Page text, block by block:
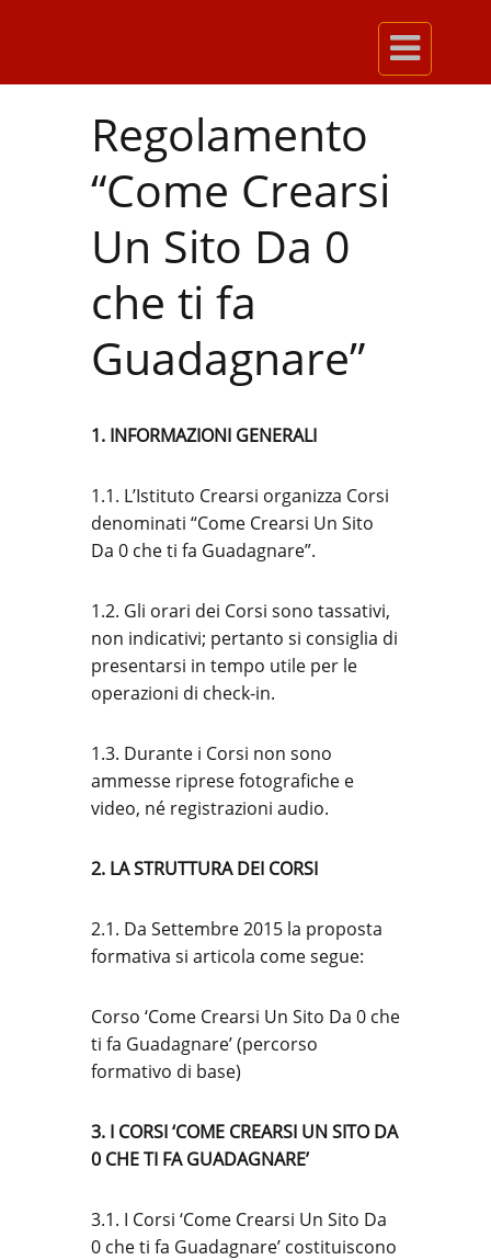

Regolamento
“Come Crearsi
Un Sito Da 0
che ti fa
Guadagnare”
1. INFORMAZIONI GENERALI
1.1. L’Istituto Crearsi organizza Corsi
denominati “Come Crearsi Un Sito
Da 0 che ti fa Guadagnare”.
1.2. Gli orari dei Corsi sono tassativi,
non indicativi; pertanto si consiglia di
presentarsi in tempo utile per le
operazioni di check-in.
1.3. Durante i Corsi non sono
ammesse riprese fotografiche e
video, né registrazioni audio.
2. LA STRUTTURA DEI CORSI
2.1. Da Settembre 2015 la proposta
formativa si articola come segue:
Corso ‘Come Crearsi Un Sito Da 0 che
ti fa Guadagnare’ (percorso
formativo di base)
3. I CORSI ‘COME CREARSI UN SITO DA
0 CHE TI FA GUADAGNARE’
3.1. I Corsi ‘Come Crearsi Un Sito Da
0 che ti fa Guadagnare’ costituiscono